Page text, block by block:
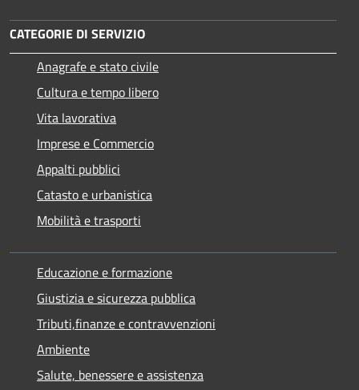
CATEGORIE DI SERVIZIO
Anagrafe e stato civile
Cultura e tempo libero
Vita lavorativa
Imprese e Commercio
Appalti pubblici
Catasto e urbanistica
Mobilità e trasporti
Educazione e formazione
Giustizia e sicurezza pubblica
Tributi,finanze e contravvenzioni
Ambiente
Salute, benessere e assistenza